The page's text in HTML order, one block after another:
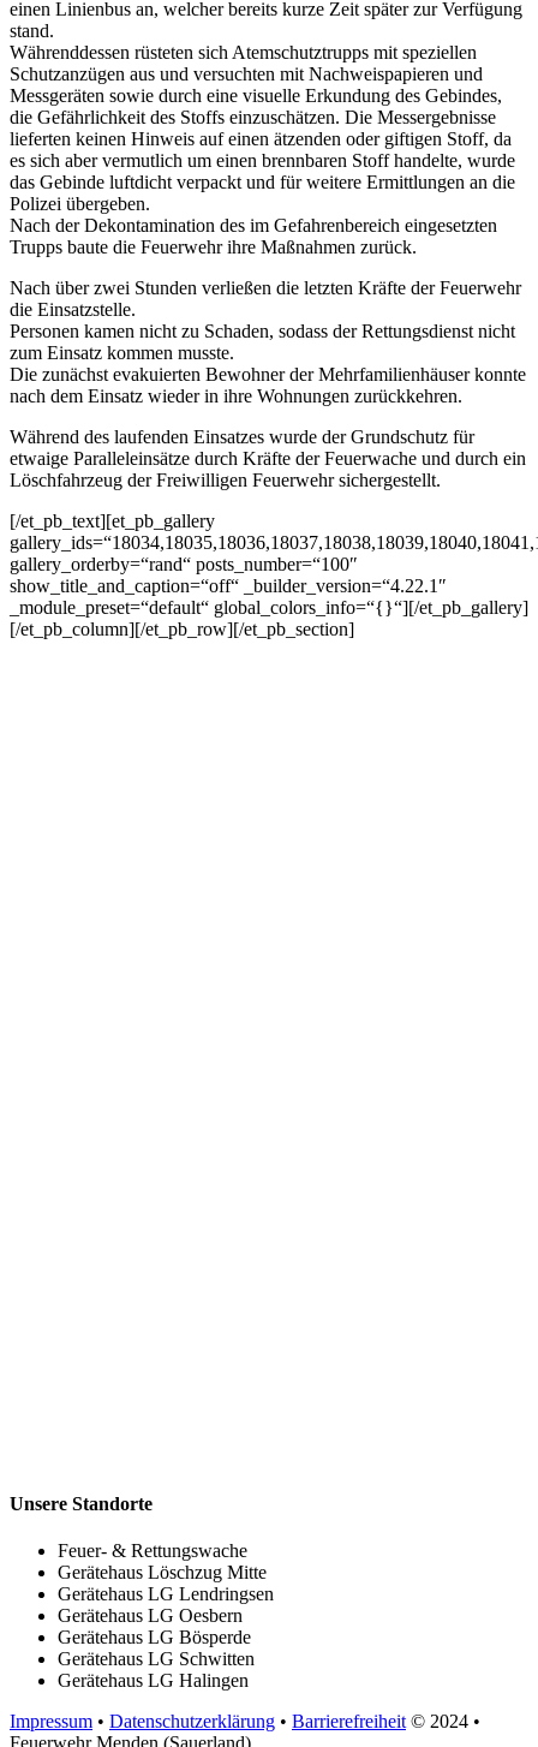
einen Linienbus an, welcher bereits kurze Zeit später zur Verfügung
stand.
Währenddessen rüsteten sich Atemschutztrupps mit speziellen
Schutzanzügen aus und versuchten mit Nachweispapieren und
Messgeräten sowie durch eine visuelle Erkundung des Gebindes,
die Gefährlichkeit des Stoffs einzuschätzen. Die Messergebnisse
lieferten keinen Hinweis auf einen ätzenden oder giftigen Stoff, da
es sich aber vermutlich um einen brennbaren Stoff handelte, wurde
das Gebinde luftdicht verpackt und für weitere Ermittlungen an die
Polizei übergeben.
Nach der Dekontamination des im Gefahrenbereich eingesetzten
Trupps baute die Feuerwehr ihre Maßnahmen zurück.
Nach über zwei Stunden verließen die letzten Kräfte der Feuerwehr
die Einsatzstelle.
Personen kamen nicht zu Schaden, sodass der Rettungsdienst nicht
zum Einsatz kommen musste.
Die zunächst evakuierten Bewohner der Mehrfamilienhäuser konnte
nach dem Einsatz wieder in ihre Wohnungen zurückkehren.
Während des laufenden Einsatzes wurde der Grundschutz für
etwaige Paralleleinsätze durch Kräfte der Feuerwache und durch ein
Löschfahrzeug der Freiwilligen Feuerwehr sichergestellt.
[/et_pb_text][et_pb_gallery
gallery_orderby=“rand“ posts_number=“100″
show_title_and_caption=“off“ _builder_version=“4.22.1″
_module_preset=“default“ global_colors_info=“{}“][/et_pb_gallery]
[/et_pb_column][/et_pb_row][/et_pb_section]
Unsere Standorte
Feuer- & Rettungswache
Gerätehaus Löschzug Mitte
Gerätehaus LG Lendringsen
Gerätehaus LG Oesbern
Gerätehaus LG Bösperde
Gerätehaus LG Schwitten
Gerätehaus LG Halingen
Impressum • Datenschutzerklärung • Barrierefreiheit © 2024 •
Feuerwehr Menden (Sauerland)